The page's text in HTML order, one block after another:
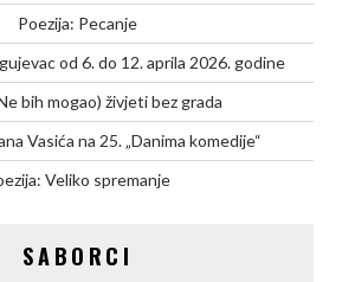
Poezija: Pecanje
od 6. do 12. aprila 2026. godine
bih mogao) živjeti bez grada
Vasića na 25. „Danima komedije“
Veliko spremanje
SABORCI